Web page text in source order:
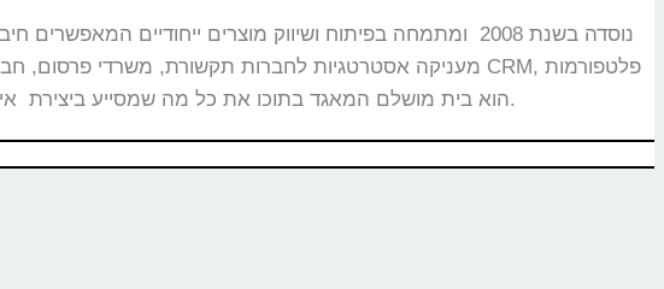
CMS, מוקדים טלפוניים, בנקים וללקוחות רבים אחרים שעבורם CallMe הוא בית מושלם המאגד בתוכו את כל מה שמסייע ביצירת אינטראקציה עם הלקוחות.